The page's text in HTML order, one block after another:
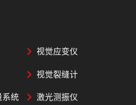
视觉应变仪
视觉裂缝计
系统 激光测振仪